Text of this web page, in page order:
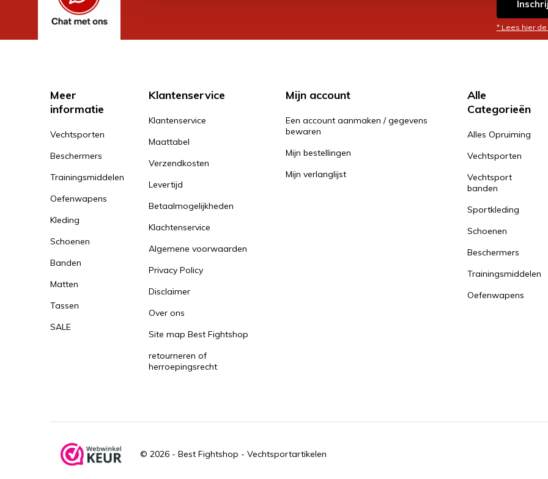
* Lees hier
Meer
informatie
Vechtsporten
Beschermers
Trainingsmiddelen
Oefenwapens
Kleding
Schoenen
Banden
Matten
Tassen
SALE
Klantenservice
Klantenservice
Maattabel
Verzendkosten
Levertijd
Betaalmogelijkheden
Klachtenservice
Algemene voorwaarden
Privacy Policy
Disclaimer
Over ons
Site map Best Fightshop
retourneren of
herroepingsrecht
Mijn account
Een account aanmaken / gegevens
bewaren
Mijn bestellingen
Mijn verlanglijst
Alle
Categorieën
Alles Opruiming
Vechtsporten
Vechtsport
banden
Sportkleding
Schoenen
Beschermers
Trainingsmiddelen
Oefenwapens
© 2026 - Best Fightshop - Vechtsportartikelen